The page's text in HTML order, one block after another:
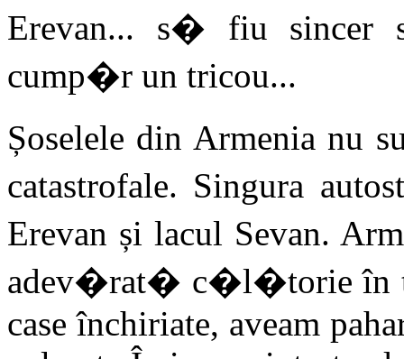
Erevan... s� fiu sincer
cump�r un tricou...
Șoselele din Armenia nu
catastrofale. Singura
Erevan și lacul Sevan.
adev�rat� c�l�torie în
case închiriate, aveam